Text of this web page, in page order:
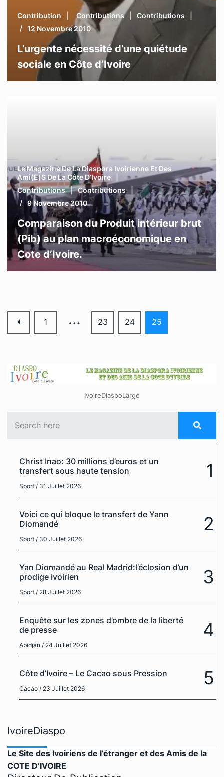
Contribution Contributions
Contributions
12 Novembre 2010
L’urgente nécessité d’une quiétude
sociale en Côte d’Ivoire
Le Magazine De La Diaspora Ivoirienne Et Des
Ami(e)s De La Côte D’Ivoire
Contributions
Contributions
9 Novembre 2010
Comparaison du Produit intérieur brut
(Pib) au plan macroéconomique en
Cote d’Ivoire.
1 … 23 24 25
IvoireDiaspoLarge
Christ Inao: 30 millions d’euros et un
transfert sous haute tension
Sport / 31 Juillet 2026
1
Voici ce qui bloque le transfert de Yann
Diomandé
Sport / 30 Juillet 2026
2
Yan Diomandé au Real Madrid:l’éclosion d’un
prodige ivoirien
Sport / 28 Juillet 2026
3
Enquête sur les zones d’ombre de la liberté
de presse
Abidjan / 24 Juillet 2026
4
Côte d’Ivoire – Le Cacao sous Pression
Cacao / 23 Juillet 2026 5
IvoireDiaspo
Le Site des Ivoiriens de l’étranger et des Amis de la
COTE D’IVOIRE